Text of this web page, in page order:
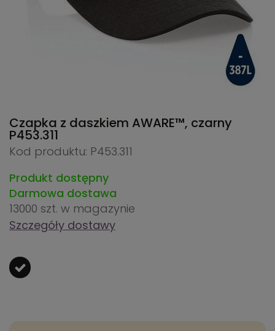
Czapka z daszkiem AWARE™, czarny
P453.311
Kod produktu: P453.311
Produkt dostępny
Darmowa dostawa
13000 szt. w magazynie
Szczegóły dostawy